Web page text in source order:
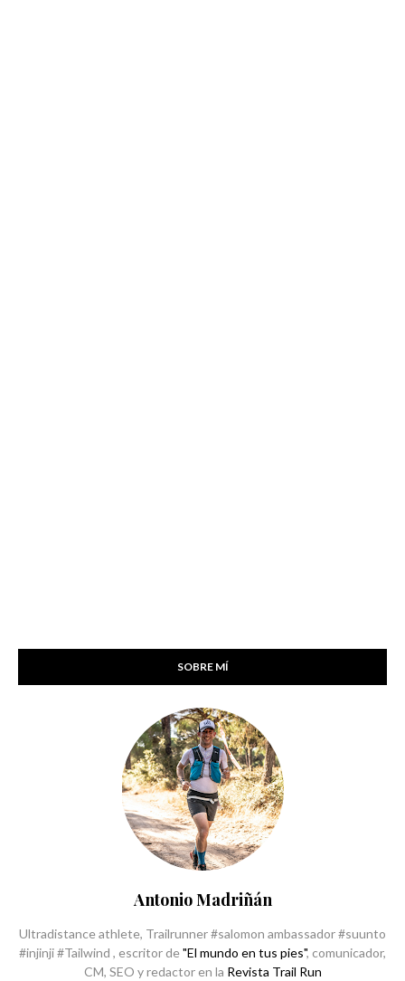
SOBRE MÍ
Antonio Madriñán
Ultradistance athlete, Trailrunner #salomon ambassador #suunto
#injinji #Tailwind , escritor de"El mundo en tus pies", comunicador,
CM, SEO y redactor en la Revista Trail Run